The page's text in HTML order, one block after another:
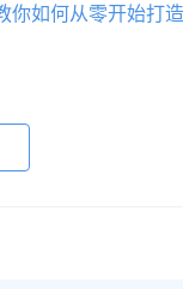
如何从零开始打造